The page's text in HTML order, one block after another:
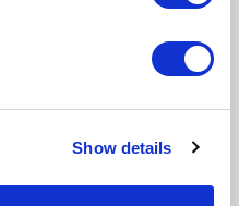
Show details